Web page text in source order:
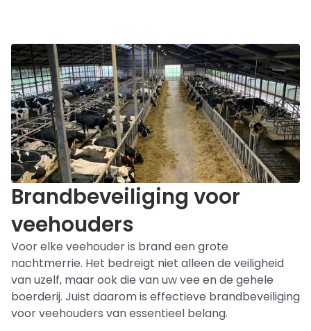
Brandbeveiliging voor
veehouders
Voor elke veehouder is brand een grote
nachtmerrie. Het bedreigt niet alleen de veiligheid
van uzelf, maar ook die van uw vee en de gehele
boerderij. Juist daarom is effectieve brandbeveiliging
voor veehouders van essentieel belang.